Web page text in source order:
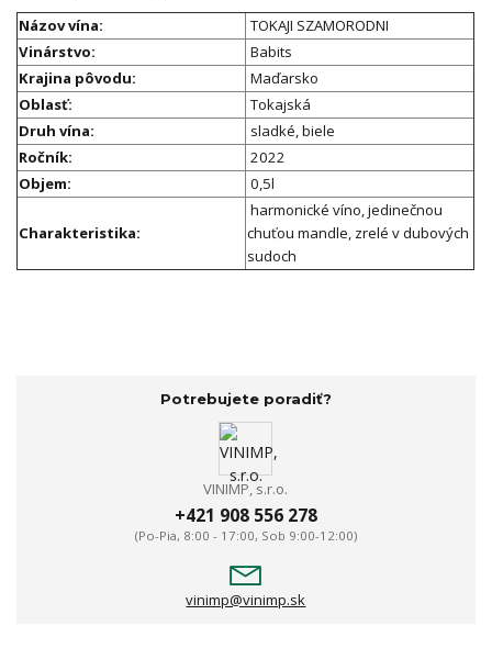
Názov vína:
TOKAJI SZAMORODNI
Vinárstvo:
Babits
Krajina pôvodu:
Maďarsko
Oblasť:
Tokajská
Druh vína:
sladké, biele
Ročník:
2022
Objem:
0,5l
Charakteristika:
harmonické víno, jedinečnou
chuťou mandle, zrelé v dubových
sudoch
Potrebujete poradiť?
VINIMP, s.r.o.
+421 908 556 278
(Po-Pia, 8:00 - 17:00, Sob 9:00-12:00)
vinimp@vinimp.sk